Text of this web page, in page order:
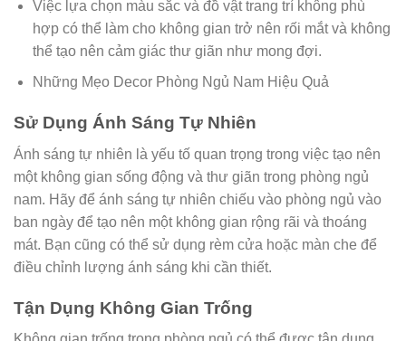
Việc lựa chọn màu sắc và đồ vật trang trí không phù
hợp có thể làm cho không gian trở nên rối mắt và không
thể tạo nên cảm giác thư giãn như mong đợi.
Những Mẹo Decor Phòng Ngủ Nam Hiệu Quả
Sử Dụng Ánh Sáng Tự Nhiên
Ánh sáng tự nhiên là yếu tố quan trọng trong việc tạo nên
một không gian sống động và thư giãn trong phòng ngủ
nam. Hãy để ánh sáng tự nhiên chiếu vào phòng ngủ vào
ban ngày để tạo nên một không gian rộng rãi và thoáng
mát. Bạn cũng có thể sử dụng rèm cửa hoặc màn che để
điều chỉnh lượng ánh sáng khi cần thiết.
Tận Dụng Không Gian Trống